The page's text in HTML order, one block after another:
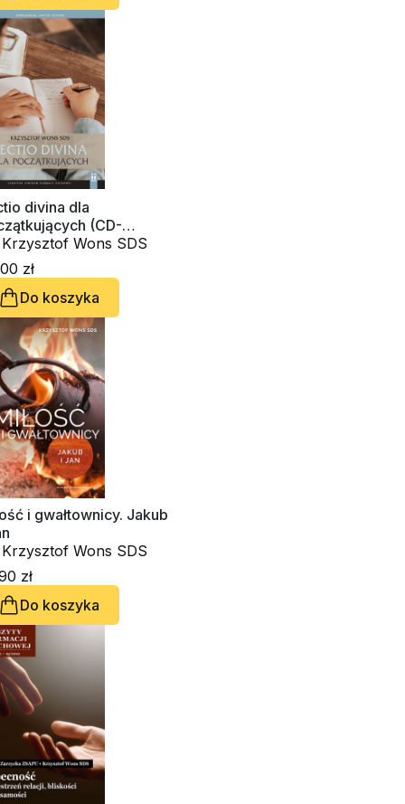
divina dla
(CD-
Wons SDS
zł
Do koszyka
i gwałtownicy. Jakub
Wons SDS
zł
Do koszyka